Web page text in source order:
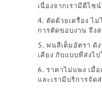
เนื่องจากเรามีดีไซ
4. ตัดด้วยเครื่อง ไ
การตัดขอบงาน จึง
5. พ่นสีเต็มอัตรา ดั
เคียง กับแบบที่ส่งไ
6. ราคาไม่แพง เมื่
และเรามีบริการจัด